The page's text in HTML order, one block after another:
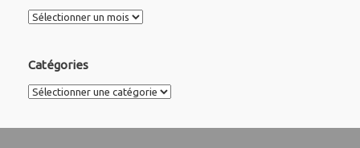
Archives
Catégories
Catégories